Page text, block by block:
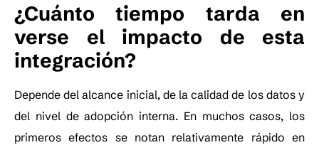
¿Cuánto tiempo tarda en
verse el impacto de esta
integración?
Depende del alcance inicial, de la calidad de los datos y
del nivel de adopción interna. En muchos casos, los
primeros efectos se notan relativamente rápido en